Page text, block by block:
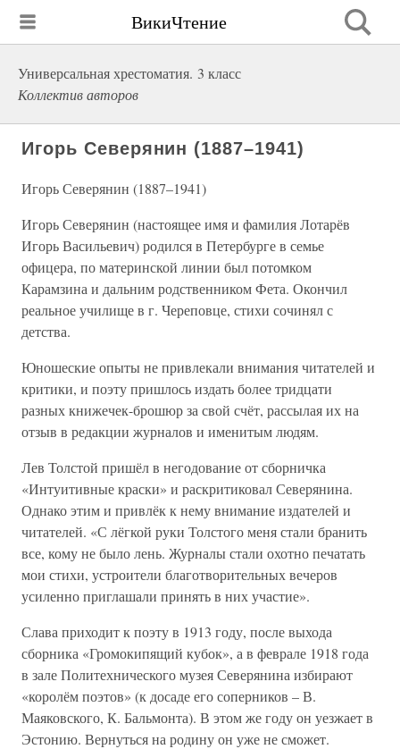
ВикиЧтение
Универсальная хрестоматия. 3 класс
Коллектив авторов
Игорь Северянин (1887–1941)
Игорь Северянин (1887–1941)
Игорь Северянин (настоящее имя и фамилия Лотарёв
Игорь Васильевич) родился в Петербурге в семье
офицера, по материнской линии был потомком
Карамзина и дальним родственником Фета. Окончил
реальное училище в г. Череповце, стихи сочинял с
детства.
Юношеские опыты не привлекали внимания читателей и
критики, и поэту пришлось издать более тридцати
разных книжечек-брошюр за свой счёт, рассылая их на
отзыв в редакции журналов и именитым людям.
Лев Толстой пришёл в негодование от сборничка
«Интуитивные краски» и раскритиковал Северянина.
Однако этим и привлёк к нему внимание издателей и
читателей. «С лёгкой руки Толстого меня стали бранить
все, кому не было лень. Журналы стали охотно печатать
мои стихи, устроители благотворительных вечеров
усиленно приглашали принять в них участие».
Слава приходит к поэту в 1913 году, после выхода
сборника «Громокипящий кубок», а в феврале 1918 года
в зале Политехнического музея Северянина избирают
«королём поэтов» (к досаде его соперников – В.
Маяковского, К. Бальмонта). В этом же году он уезжает в
Эстонию. Вернуться на родину он уже не сможет.